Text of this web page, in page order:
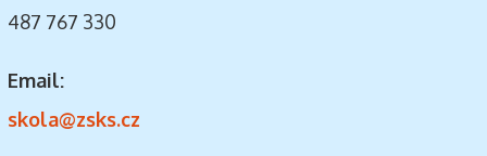
487 767 330
Email:
skola@zsks.cz